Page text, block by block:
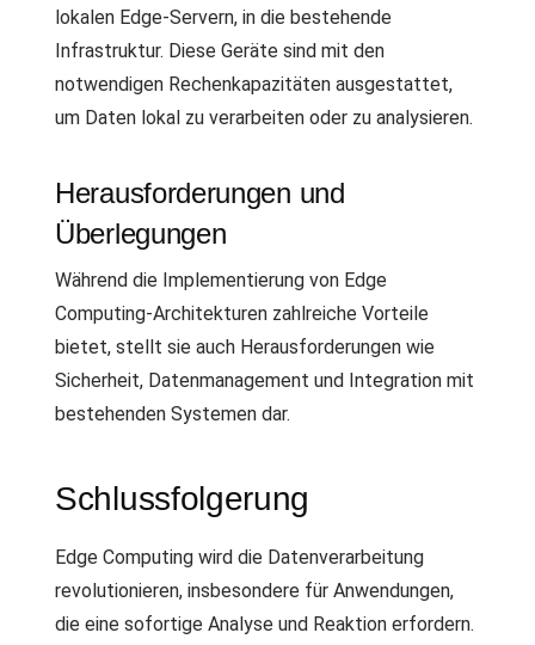
lokalen Edge-Servern, in die bestehende
Infrastruktur. Diese Geräte sind mit den
notwendigen Rechenkapazitäten ausgestattet,
um Daten lokal zu verarbeiten oder zu analysieren.
Herausforderungen und
Überlegungen
Während die Implementierung von Edge
Computing-Architekturen zahlreiche Vorteile
bietet, stellt sie auch Herausforderungen wie
Sicherheit, Datenmanagement und Integration mit
bestehenden Systemen dar.
Schlussfolgerung
Edge Computing wird die Datenverarbeitung
revolutionieren, insbesondere für Anwendungen,
die eine sofortige Analyse und Reaktion erfordern.